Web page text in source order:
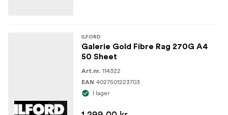
ILFORD
Galerie Gold Fibre Rag 270G A4
50 Sheet
Art.nr. 114322
EAN 4027501223703
I lager